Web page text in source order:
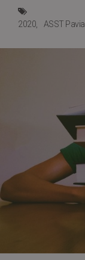
2020 ASST Pavia